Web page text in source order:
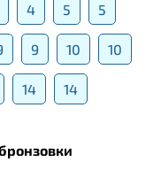
4 5 5
9 10 10
14 14